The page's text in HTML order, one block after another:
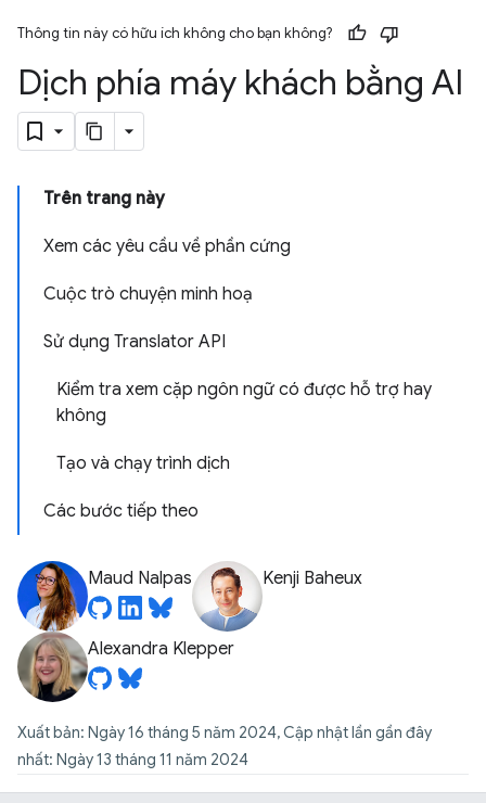
Thông tin này có hữu ích không cho bạn không?
Dịch phía máy khách bằng AI
Trên trang này
Xem các yêu cầu về phần cứng
Cuộc trò chuyện minh hoạ
Sử dụng Translator API
Kiểm tra xem cặp ngôn ngữ có được hỗ trợ hay
không
Tạo và chạy trình dịch
Các bước tiếp theo
Maud Nalpas Kenji Baheux
Alexandra Klepper
Xuất bản: Ngày 16 tháng 5 năm 2024, Cập nhật lần gần đây
nhất: Ngày 13 tháng 11 năm 2024